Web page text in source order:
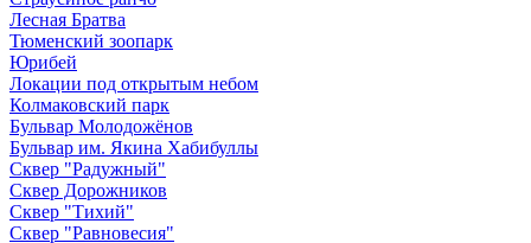
Лесная Братва
Тюменский зоопарк
Юрибей
Локации под открытым небом
Колмаковский парк
Бульвар Молодожёнов
Бульвар им. Якина Хабибуллы
Сквер "Радужный"
Сквер Дорожников
Сквер "Тихий"
Cквер "Равновесия"